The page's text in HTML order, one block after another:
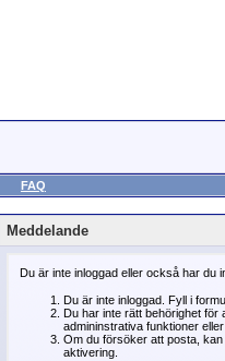
FAQ
Meddelande
Du är inte inloggad eller också har du
Du är inte inloggad. Fyll i
Du har inte rätt behörighet
admininstrativa funktioner
Om du försöker att posta,
aktivering.